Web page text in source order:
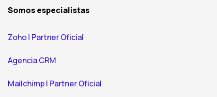
Somos especialistas
Zoho | Partner Oficial
Agencia CRM
Mailchimp | Partner Oficial